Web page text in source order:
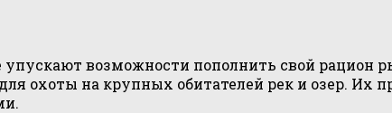
возможности пополнить свой рацион
охоты на крупных обитателей рек и озер. Их